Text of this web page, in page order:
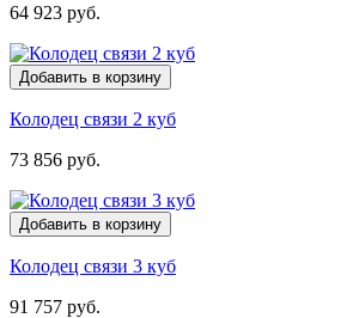
64 923 руб.
Добавить в корзину
Колодец связи 2 куб
73 856 руб.
Добавить в корзину
Колодец связи 3 куб
91 757 руб.